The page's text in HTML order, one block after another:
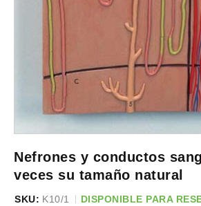
Nefrones y conductos
veces su tamaño natural
SKU: K10/1 DISPONIBLE PARA